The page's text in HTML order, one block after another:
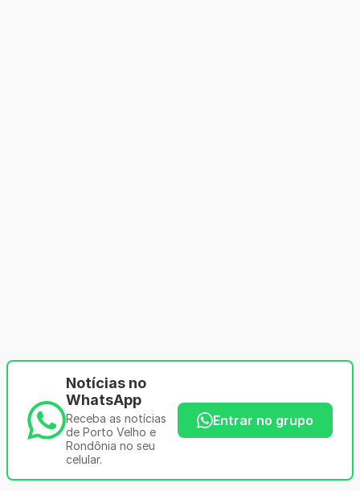
Notícias no
WhatsApp
Receba as notícias
de Porto Velho e
Rondônia no seu
celular.
Entrar no grupo